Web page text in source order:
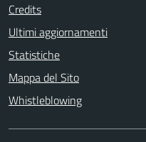
Credits
Ultimi aggiornamenti
Statistiche
Mappa del Sito
Whistleblowing